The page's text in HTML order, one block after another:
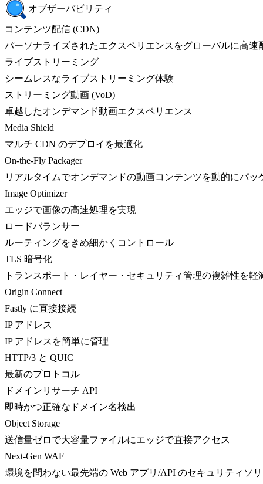
オブザーバビリティ
コンテンツ配信 (CDN)
パーソナライズされたエクスペリエンスをグローバルに高速
ライブストリーミング
シームレスなライブストリーミング体験
ストリーミング動画 (VoD)
卓越したオンデマンド動画エクスペリエンス
Media Shield
マルチ CDN のデプロイを最適化
On-the-Fly Packager
リアルタイムでオンデマンドの動画コンテンツを動的にパッ
Image Optimizer
エッジで画像の高速処理を実現
ロードバランサー
ルーティングをきめ細かくコントロール
TLS 暗号化
トランスポート・レイヤー・セキュリティ管理の複雑性を軽
Origin Connect
Fastly に直接接続
IP アドレス
IP アドレスを簡単に管理
HTTP/3 と QUIC
最新のプロトコル
ドメインリサーチ API
即時かつ正確なドメイン名検出
Object Storage
送信量ゼロで大容量ファイルにエッジで直接アクセス
Next-Gen WAF
環境を問わない最先端の Web アプリ/API のセキュリティソ